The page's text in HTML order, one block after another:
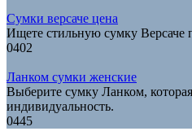
Сумки версаче цена
Ищете стильную сумку Версаче
0402
Ланком сумки женские
Выберите сумку Ланком,
индивидуальность.
0445